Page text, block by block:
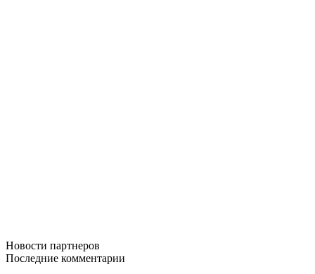
Новости партнеров
Последние комментарии